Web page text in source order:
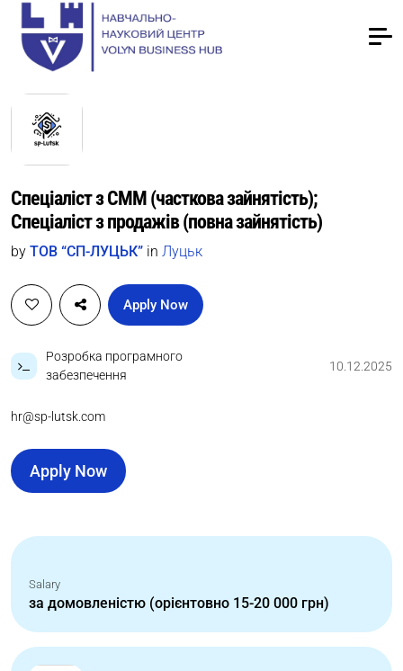
Спеціаліст з СММ (часткова зайнятість);
Спеціаліст з продажів (повна зайнятість)
by ТОВ “СП-ЛУЦЬК” in Луцьк
Apply Now
Розробка програмного
забезпечення
10.12.2025
hr@sp-lutsk.com
Apply Now
Salary
за домовленістю (орієнтовно 15-20 000 грн)